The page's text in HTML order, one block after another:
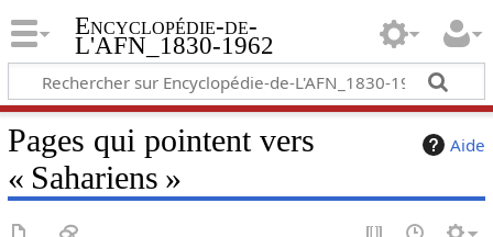
Encyclopédie-de-
L'AFN_1830-1962
Aide
Pages qui pointent vers
« Sahariens »